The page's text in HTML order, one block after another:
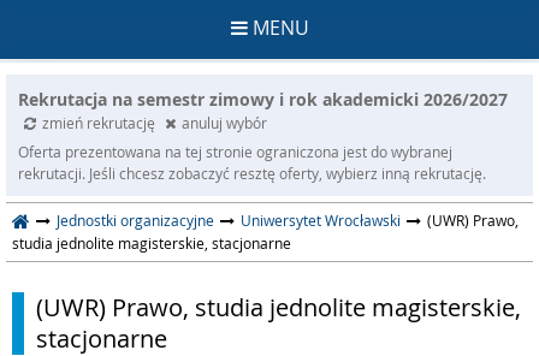
MENU
Rekrutacja na semestr zimowy i rok akademicki 2026/2027
zmień rekrutację
anuluj wybór
Oferta prezentowana na tej stronie ograniczona jest do wybranej
rekrutacji. Jeśli chcesz zobaczyć resztę oferty, wybierz inną rekrutację.
Jednostki organizacyjne Uniwersytet Wrocławski
(UWR) Prawo,
studia jednolite magisterskie, stacjonarne
(UWR) Prawo, studia jednolite magisterskie,
stacjonarne